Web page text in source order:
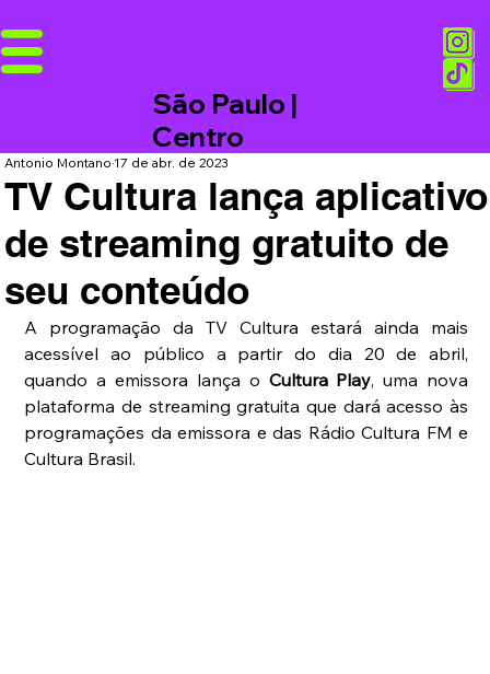
São Paulo |
Centro
TV Cultura lança aplicativo
de streaming gratuito de
seu conteúdo
Antonio Montano17 de abr. de 2023
A programação da TV Cultura estará ainda mais
acessível ao público a partir do dia 20 de abril,
quando a emissora lança o Cultura Play, uma nova
plataforma de streaming gratuita que dará acesso às
programações da emissora e das Rádio Cultura FM e
Cultura Brasil.